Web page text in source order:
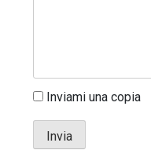
Inviami una copia